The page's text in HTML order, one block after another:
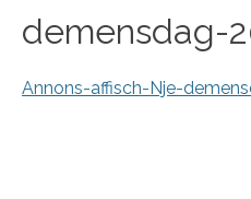
demensdag-
Annons-affisch-Nje-